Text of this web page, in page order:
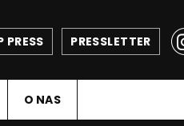
PRESSLETTER
PRESS
O NAS